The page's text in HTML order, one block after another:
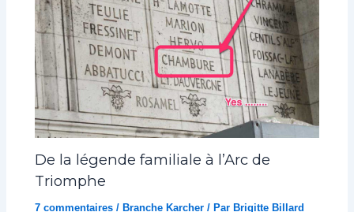
De la légende familiale à l’Arc de
Triomphe
7 commentaires / Branche Karcher / Par Brigitte Billard